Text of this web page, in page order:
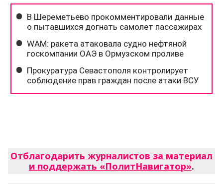
Отблагодарить журналистов за материал
и поддержать «ПолитНавигатор».